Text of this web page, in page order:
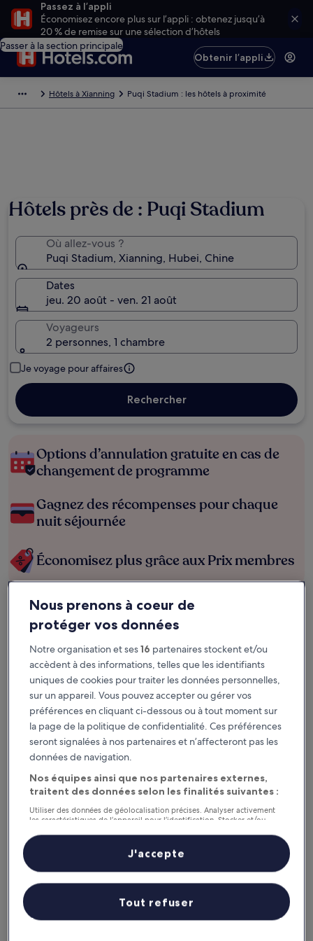
Passez à l’appli
Économisez encore plus sur l’appli : obtenez jusqu’à
20 % de remise sur une sélection d’hôtels
Passer à la section principale
Obtenir l’appli
Hôtels à Xianning Puqi Stadium : les hôtels à proximité
Hôtels près de : Puqi Stadium
Où allez-vous ?
Puqi Stadium, Xianning, Hubei, Chine
Dates
jeu. 20 août - ven. 21 août
Voyageurs
2 personnes, 1 chambre
Je voyage pour affaires
Rechercher
Options d’annulation gratuite en cas de
changement de programme
Gagnez des récompenses pour chaque
nuit séjournée
Économisez plus grâce aux Prix membres
Consultez les prix pour ces dates
Ce soir
6 août - 7 août
Demain
7 août - 8 août
Ce week-end
7 août - 9 août
Le week-end prochain
14 août - 16 août
Recommandés Prix (croissant)
Puqi Stadium : où loger à
proximité ?
Yuanke Hotel
Nous prenons à coeur de
protéger vos données
Notre organisation et ses16 partenaires stockent et/ou
accèdent à des informations, telles que les identifiants
uniques de cookies pour traiter les données personnelles,
sur un appareil. Vous pouvez accepter ou gérer vos
préférences en cliquant ci-dessous ou à tout moment sur
la page de la politique de confidentialité. Ces préférences
seront signalées à nos partenaires et n’affecteront pas les
données de navigation.
Nos équipes ainsi que nos partenaires externes,
traitent des données selon les finalités suivantes :
Utiliser des données de géolocalisation précises. Analyser activement
les caractéristiques de l’appareil pour l’identification. Stocker et/ou
personnalisés, mesure de performance des publicités et du contenu,
études d’audience et développement de services.
Liste de nos partenaires (fournisseurs)
Tout refuser
J'accepte